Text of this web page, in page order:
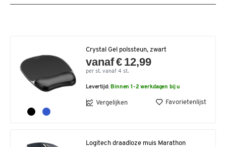
Crystal Gel polssteun, zwart
vanaf € 12,99
per st. vanaf 4 st.
Levertijd: Binnen 1-2 werkdagen bij u
Vergelijken Favorietenlijst
Logitech draadloze muis Marathon